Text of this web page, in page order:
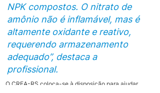
NPK compostos. O nitrato de
amônio não é inflamável, mas é
altamente oxidante e reativo,
requerendo armazenamento
adequado”, destaca a
profissional.
O CREA-RS coloca-se à disposição para ajudar